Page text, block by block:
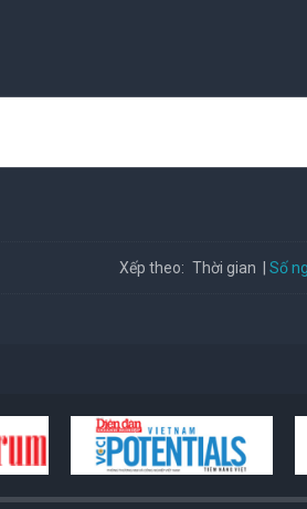
Xếp theo: Thời gian Số